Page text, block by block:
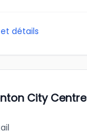
détails
City Centre